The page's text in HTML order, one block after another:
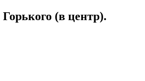
(в центр).